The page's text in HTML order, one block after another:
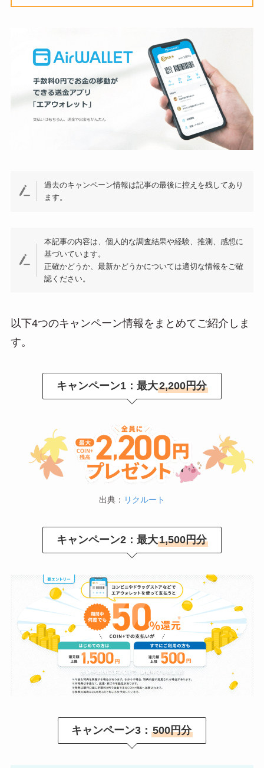
過去のキャンペーン情報は記事の最後に控えを残してあり
ます。
本記事の内容は、個人的な調査結果や経験、推測、感想に
基づいています。
正確かどうか、最新かどうかについては適切な情報をご確
認ください。
以下4つのキャンペーン情報をまとめてご紹介しま
す。
キャンペーン1：最大2,200円分
出典： リクルート
キャンペーン2：最大1,500円分
キャンペーン3： 500円分